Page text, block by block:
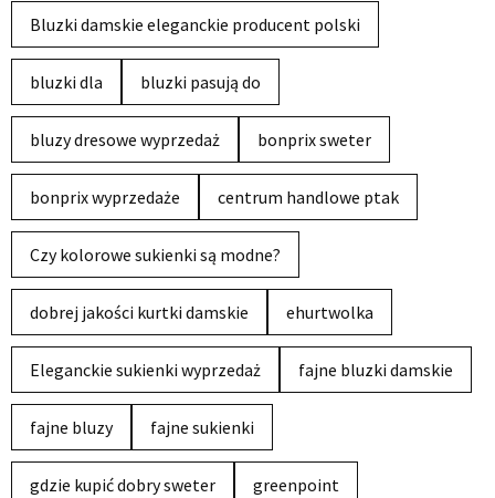
Bluzki damskie eleganckie producent polski
bluzki dla bluzki pasują do
bluzy dresowe wyprzedaż bonprix sweter
bonprix wyprzedaże centrum handlowe ptak
Czy kolorowe sukienki są modne?
dobrej jakości kurtki damskie ehurtwolka
Eleganckie sukienki wyprzedaż fajne bluzki damskie
fajne bluzy fajne sukienki
gdzie kupić dobry sweter greenpoint